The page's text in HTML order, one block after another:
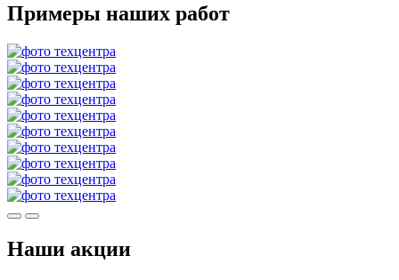
Примеры наших работ
Наши акции